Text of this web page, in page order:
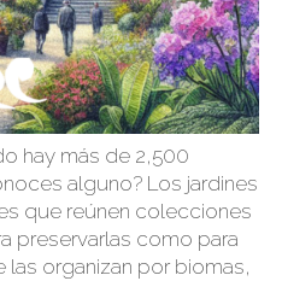
hay más de 2,500
alguno? Los jardines
que reúnen colecciones
preservarlas como para
las organizan por biomas,